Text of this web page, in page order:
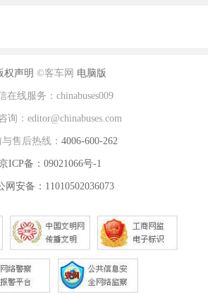
权声明 ©客车网 电脑版
在线服务：chinabuses009
询：editor@chinabuses.com
售后热线： 4006-600-262
ICP备：09021066号-1
网安备：11010502036073